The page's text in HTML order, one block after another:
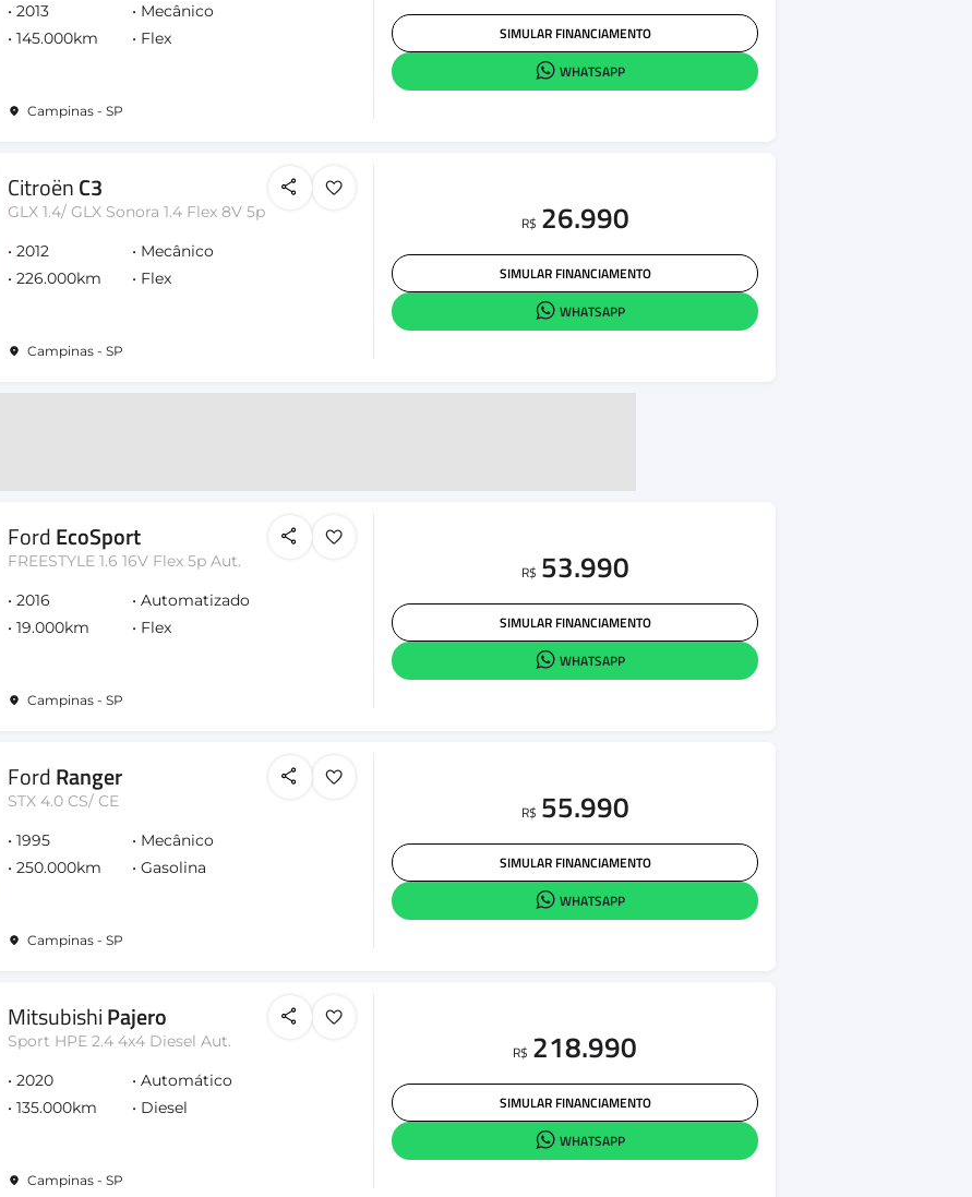
2013
Mecânico
145.000km
Flex
Campinas - SP
SIMULAR FINANCIAMENTO
WHATSAPP
CitroënC3
GLX 1.4/ GLX Sonora 1.4 Flex 8V 5p
2012
Mecânico
226.000km
Flex
Campinas - SP
R$ 26.990
SIMULAR FINANCIAMENTO
WHATSAPP
FordEcoSport
FREESTYLE 1.6 16V Flex 5p Aut.
2016
Automatizado
19.000km
Flex
Campinas - SP
R$ 53.990
SIMULAR FINANCIAMENTO
WHATSAPP
FordRanger
STX 4.0 CS/ CE
1995
Mecânico
250.000km
Gasolina
Campinas - SP
R$ 55.990
SIMULAR FINANCIAMENTO
WHATSAPP
MitsubishiPajero
Sport HPE 2.4 4x4 Diesel Aut.
2020
Automático
135.000km
Diesel
Campinas - SP
R$ 218.990
SIMULAR FINANCIAMENTO
WHATSAPP